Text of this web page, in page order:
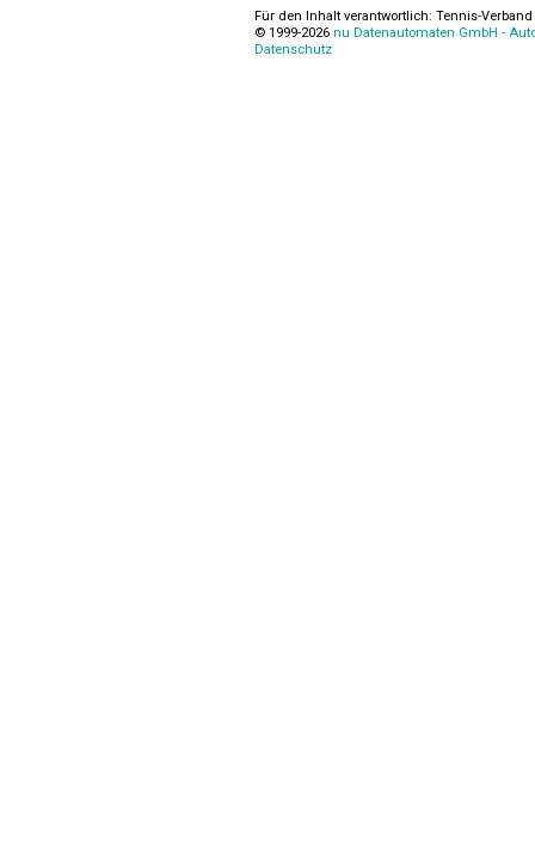
Für den Inhalt verantwortlich: Tennis-
© 1999-2026 nu Datenautomaten GmbH -
Datenschutz